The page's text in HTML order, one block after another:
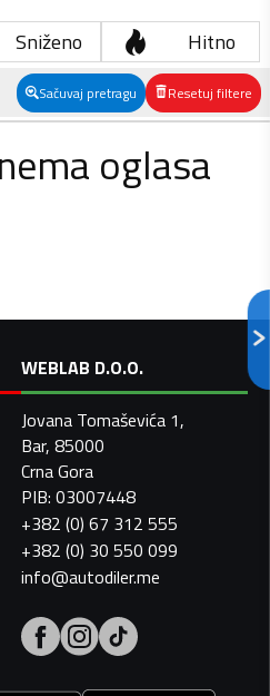
Sniženo Hitno
Sačuvaj pretragu Resetuj filtere
oglasa
WEBLAB D.O.O.
Jovana Tomaševića 1,
Bar, 85000
Crna Gora
PIB: 03007448
+382 (0) 67 312 555
+382 (0) 30 550 099
info@autodiler.me